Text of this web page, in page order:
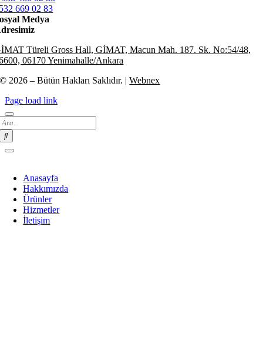
669 02 83
Medya
Türeli Gross Hall, GİMAT, Macun Mah. 187. Sk. No:54/48,
06170 Yenimahalle/Ankara
© 2026 – Bütün Hakları Saklıdır. |Webnex
Page load link
Anasayfa
Hakkımızda
Ürünler
Hizmetler
İletişim